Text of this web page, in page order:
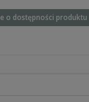
o dostępności produktu